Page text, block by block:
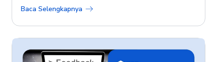
Baca Selengkapnya